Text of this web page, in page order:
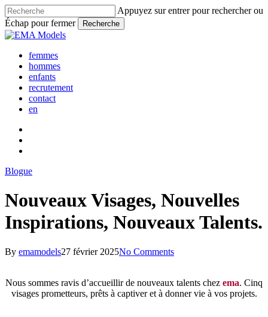
Skip
to
main
content
Appuyez sur entrer pour rechercher ou
Échap pour fermer
Recherche
Fermer
recherchefemmes
hommes
enfants
recrutement
contact
en
Blogue
Nouveaux Visages, Nouvelles
Inspirations, Nouveaux Talents.
By emamodels27 février 2025No Comments
Nous sommes ravis d’accueillir de nouveaux talents chez ema. Cinq
visages prometteurs, prêts à captiver et à donner vie à vos projets.